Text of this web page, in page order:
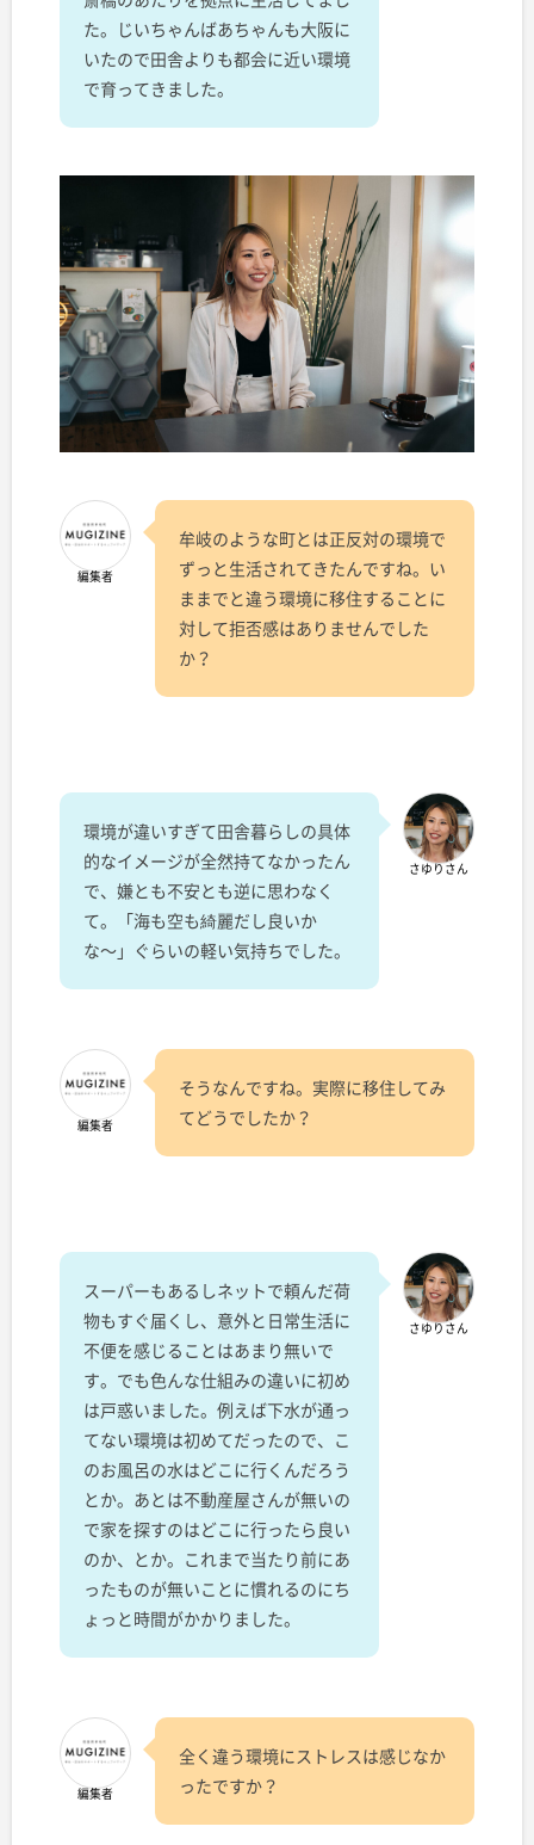
た。じいちゃんばあちゃんも大阪に
いたので田舎よりも都会に近い環境
で育ってきました。
編集者
牟岐のような町とは正反対の環境で
ずっと生活されてきたんですね。い
ままでと違う環境に移住することに
対して拒否感はありませんでした
か？
さゆりさん
環境が違いすぎて田舎暮らしの具体
的なイメージが全然持てなかったん
で、嫌とも不安とも逆に思わなく
て。「海も空も綺麗だし良いか
な〜」ぐらいの軽い気持ちでした。
編集者
そうなんですね。実際に移住してみ
てどうでしたか？
さゆりさん
スーパーもあるしネットで頼んだ荷
物もすぐ届くし、意外と日常生活に
不便を感じることはあまり無いで
す。でも色んな仕組みの違いに初め
は戸惑いました。例えば下水が通っ
てない環境は初めてだったので、こ
のお風呂の水はどこに行くんだろう
とか。あとは不動産屋さんが無いの
で家を探すのはどこに行ったら良い
のか、とか。これまで当たり前にあ
ったものが無いことに慣れるのにち
ょっと時間がかかりました。
編集者
全く違う環境にストレスは感じなか
ったですか？